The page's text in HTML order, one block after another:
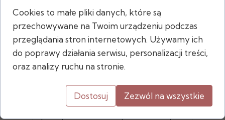
- Po złożeniu zamówienia za pośrednictwem
naszej strony, sprawdzamy dostępność
Wymiary
- wysokość: 78,5 cm
- rozpiętość ramion: 38 cm
Cookies to małe pliki danych, które są
przechowywane na Twoim urządzeniu podczas
przeglądania stron internetowych. Używamy ich
do poprawy działania serwisu, personalizacji treści,
oraz analizy ruchu na stronie.
Dostosuj Zezwól na wszystkie